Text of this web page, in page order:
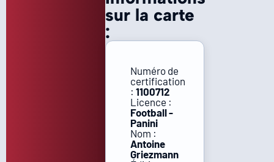
sur la carte
:
Numéro de
certification
: 1100712
Licence :
Football -
Panini
Nom :
Antoine
Griezmann